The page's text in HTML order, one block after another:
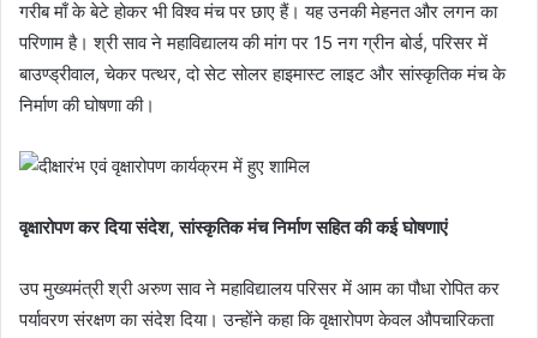
गरीब माँ के बेटे होकर भी विश्व मंच पर छाए हैं। यह उनकी मेहनत और लगन का
परिणाम है। श्री साव ने महाविद्यालय की मांग पर 15 नग ग्रीन बोर्ड, परिसर में
बाउण्ड्रीवाल, चेकर पत्थर, दो सेट सोलर हाइमास्ट लाइट और सांस्कृतिक मंच के
निर्माण की घोषणा की।
वृक्षारोपण कर दिया संदेश, सांस्कृतिक मंच निर्माण सहित की कई घोषणाएं
उप मुख्यमंत्री श्री अरुण साव ने महाविद्यालय परिसर में आम का पौधा रोपित कर
पर्यावरण संरक्षण का संदेश दिया। उन्होंने कहा कि वृक्षारोपण केवल औपचारिकता